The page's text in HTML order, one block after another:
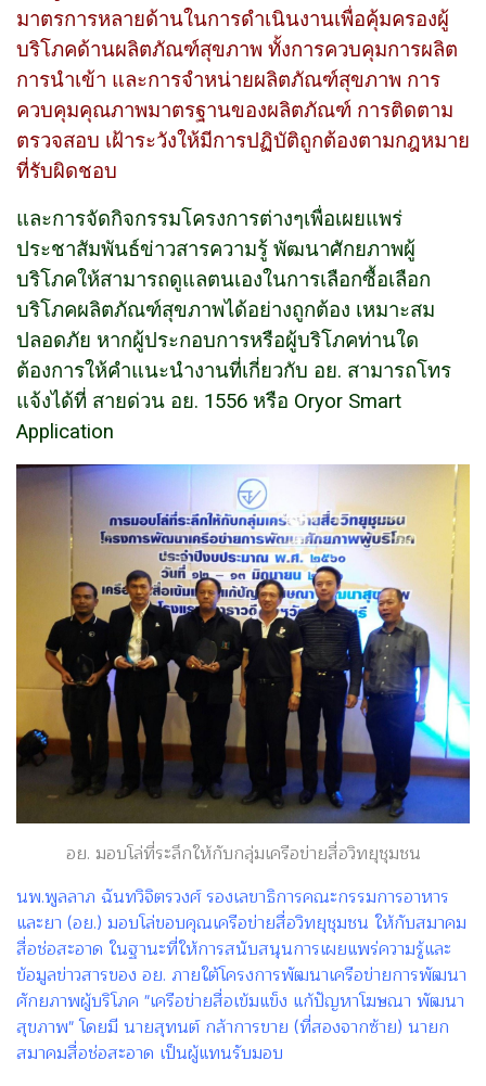
มาตรการหลายด้านในการดำเนินงานเพื่อคุ้มครองผู้
บริโภคด้านผลิตภัณฑ์สุขภาพ ทั้งการควบคุมการผลิต
การนำเข้า และการจำหน่ายผลิตภัณฑ์สุขภาพ การ
ควบคุมคุณภาพมาตรฐานของผลิตภัณฑ์ การติดตาม
ตรวจสอบ เฝ้าระวังให้มีการปฏิบัติถูกต้องตามกฎหมาย
ที่รับผิดชอบ
และการจัดกิจกรรมโครงการต่างๆเพื่อเผยแพร่
ประชาสัมพันธ์ข่าวสารความรู้ พัฒนาศักยภาพผู้
บริโภคให้สามารถดูแลตนเองในการเลือกซื้อเลือก
บริโภคผลิตภัณฑ์สุขภาพได้อย่างถูกต้อง เหมาะสม
ปลอดภัย หากผู้ประกอบการหรือผู้บริโภคท่านใด
ต้องการให้คำแนะนำงานที่เกี่ยวกับ อย. สามารถโทร
แจ้งได้ที่ สายด่วน อย. 1556 หรือ Oryor Smart
Application
อย. มอบโล่ที่ระลึกให้กับกลุ่มเครือข่ายสื่อวิทยุชุมชน
นพ.พูลลาภ ฉันทวิจิตรวงศ์ รองเลขาธิการคณะกรรมการอาหาร
และยา (อย.) มอบโล่ขอบคุณเครือข่ายสื่อวิทยุชุมชน ให้กับสมาคม
สื่อช่อสะอาด ในฐานะที่ให้การสนับสนุนการเผยแพร่ความรู้และ
ข้อมูลข่าวสารของ อย. ภายใต้โครงการพัฒนาเครือข่ายการพัฒนา
ศักยภาพผู้บริโภค "เครือข่ายสื่อเข้มแข็ง แก้ปัญหาโฆษณา พัฒนา
สุขภาพ" โดยมี นายสุทนต์ กล้าการขาย (ที่สองจากซ้าย) นายก
สมาคมสื่อช่อสะอาด เป็นผู้แทนรับมอบ